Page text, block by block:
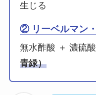
生じる
② リーベルマン
無水酢酸 ＋ 濃硫
青緑）